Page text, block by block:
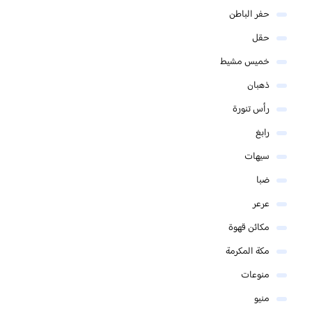
حفر الباطن
حقل
خميس مشيط
ذهبان
رأس تنورة
رابغ
سيهات
ضبا
عرعر
مكائن قهوة
مكة المكرمة
منوعات
منيو